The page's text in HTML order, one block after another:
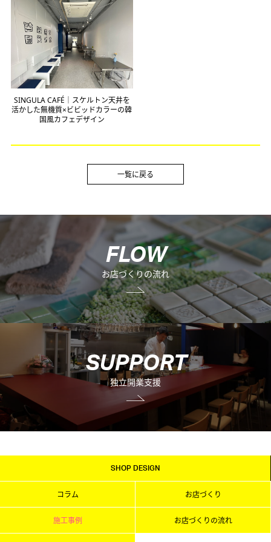
SINGULA CAFÉ｜スケルトン天井を
活かした無機質×ビビッドカラーの韓
国風カフェデザイン
一覧に戻る
FLOW
お店づくりの流れ
SUPPORT
独立開業支援
SHOP DESIGN
コラム お店づくり
施工事例 お店づくりの流れ